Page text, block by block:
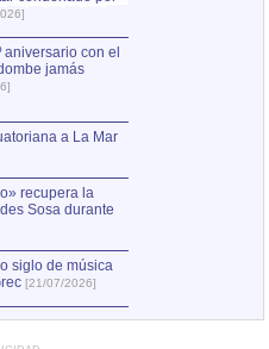
con el
jamás
a La Mar
recupera la
Sosa durante
siglo de música
[21/07/2026]